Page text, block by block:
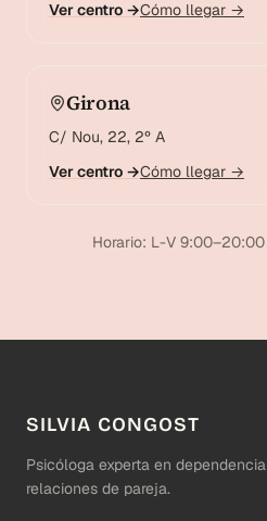
Ver centro →Cómo llegar →
Girona
C/ Nou, 22, 2º A
Ver centro →Cómo llegar →
Horario: L-V 9:00–20:00
SILVIA CONGOST
Psicóloga experta en
relaciones de pareja.